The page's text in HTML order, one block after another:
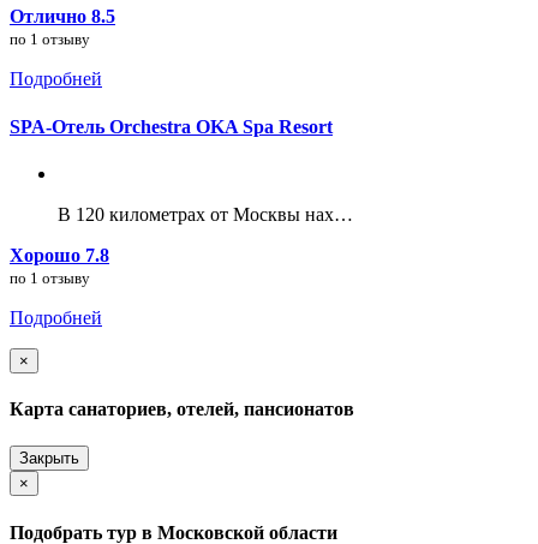
Отлично 8.5
по 1 отзыву
Подробней
SPA-Отель Orchestra OKA Spa Resort
В 120 километрах от Москвы нах…
Хорошо 7.8
по 1 отзыву
Подробней
×
Карта санаториев, отелей, пансионатов
Закрыть
×
Подобрать тур в Московской области